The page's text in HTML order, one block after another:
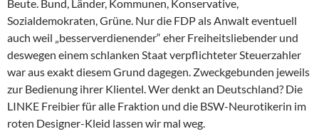
Beute. Bund, Länder, Kommunen, Konservative,
Sozialdemokraten, Grüne. Nur die FDP als Anwalt eventuell
auch weil „besserverdienender“ eher Freiheitsliebender und
deswegen einem schlanken Staat verpflichteter Steuerzahler
war aus exakt diesem Grund dagegen. Zweckgebunden jeweils
zur Bedienung ihrer Klientel. Wer denkt an Deutschland? Die
LINKE Freibier für alle Fraktion und die BSW-Neurotikerin im
roten Designer-Kleid lassen wir mal weg.